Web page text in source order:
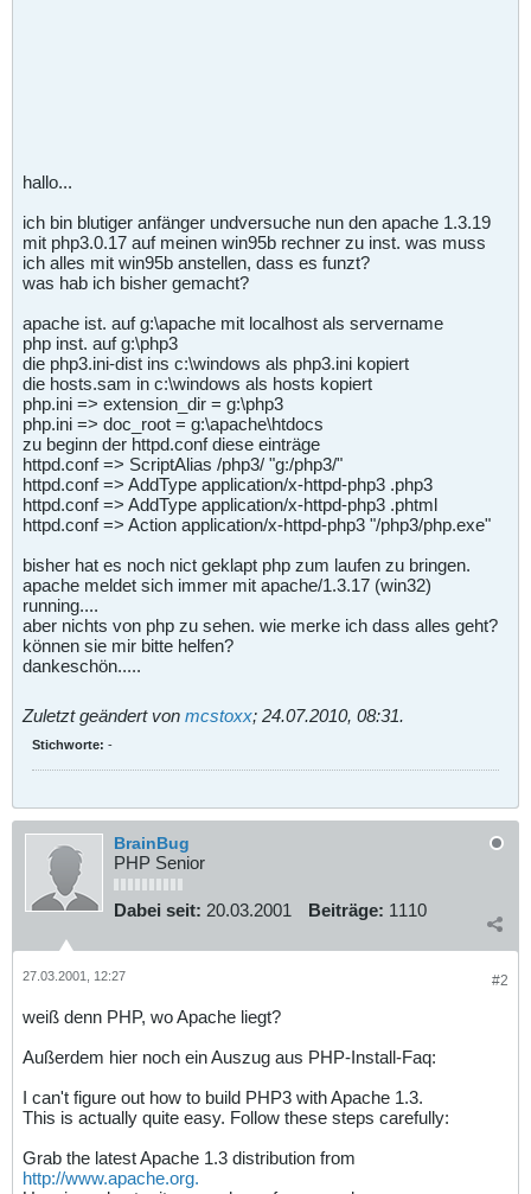
hallo...
ich bin blutiger anfänger undversuche nun den apache 1.3.19
mit php3.0.17 auf meinen win95b rechner zu inst. was muss
ich alles mit win95b anstellen, dass es funzt?
was hab ich bisher gemacht?
apache ist. auf g:\apache mit localhost als servername
php inst. auf g:\php3
die php3.ini-dist ins c:\windows als php3.ini kopiert
die hosts.sam in c:\windows als hosts kopiert
php.ini => extension_dir = g:\php3
php.ini => doc_root = g:\apache\htdocs
zu beginn der httpd.conf diese einträge
httpd.conf => ScriptAlias /php3/ "g:/php3/"
httpd.conf => AddType application/x-httpd-php3 .php3
httpd.conf => AddType application/x-httpd-php3 .phtml
httpd.conf => Action application/x-httpd-php3 "/php3/php.exe"
bisher hat es noch nict geklapt php zum laufen zu bringen.
apache meldet sich immer mit apache/1.3.17 (win32)
running....
aber nichts von php zu sehen. wie merke ich dass alles geht?
können sie mir bitte helfen?
dankeschön.....
Zuletzt geändert von mcstoxx; 24.07.2010, 08:31.
Stichworte: -
BrainBug
PHP Senior
Dabei seit: 20.03.2001 Beiträge: 1110
#2
27.03.2001, 12:27
weiß denn PHP, wo Apache liegt?
Außerdem hier noch ein Auszug aus PHP-Install-Faq:
I can't figure out how to build PHP3 with Apache 1.3.
This is actually quite easy. Follow these steps carefully:
Grab the latest Apache 1.3 distribution from
http://www.apache.org.